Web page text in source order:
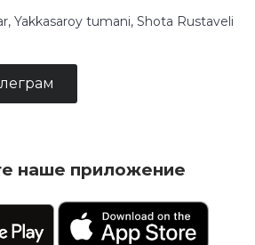
Yakkasaroy tumani, Shota Rustaveli
наше приложение